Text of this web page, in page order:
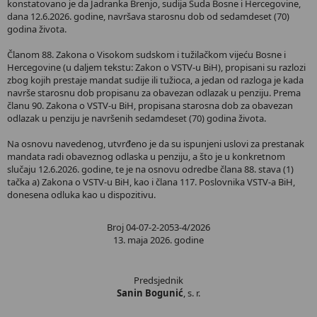
konstatovano je da Jadranka Brenjo, sudija Suda Bosne i Hercegovine,
dana 12.6.2026. godine, navršava starosnu dob od sedamdeset (70)
godina života.
Članom 88. Zakona o Visokom sudskom i tužilačkom vijeću Bosne i
Hercegovine (u daljem tekstu: Zakon o VSTV-u BiH), propisani su razlozi
zbog kojih prestaje mandat sudije ili tužioca, a jedan od razloga je kada
navrše starosnu dob propisanu za obavezan odlazak u penziju. Prema
članu 90. Zakona o VSTV-u BiH, propisana starosna dob za obavezan
odlazak u penziju je navršenih sedamdeset (70) godina života.
Na osnovu navedenog, utvrđeno je da su ispunjeni uslovi za prestanak
mandata radi obaveznog odlaska u penziju, a što je u konkretnom
slučaju 12.6.2026. godine, te je na osnovu odredbe člana 88. stava (1)
tačka a) Zakona o VSTV-u BiH, kao i člana 117. Poslovnika VSTV-a BiH,
donesena odluka kao u dispozitivu.
Broj 04-07-2-2053-4/2026
13. maja 2026. godine
Predsjednik
Sanin Bogunić, s. r.